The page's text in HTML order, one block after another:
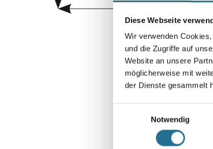
Diese Webseite
Wir verwenden
und die Zugriffe auf
Website an unsere
möglicherweise mit
der Dienste gesammelt
Notwendig